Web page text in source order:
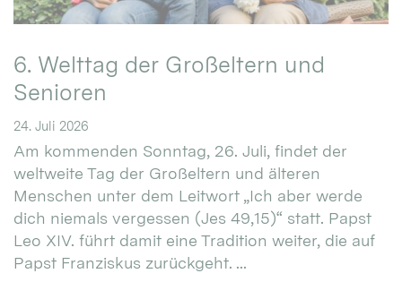
6. Welttag der Großeltern und
Senioren
24. Juli 2026
Am kommenden Sonntag, 26. Juli, findet der
weltweite Tag der Großeltern und älteren
Menschen unter dem Leitwort „Ich aber werde
dich niemals vergessen (Jes 49,15)“ statt. Papst
Leo XIV. führt damit eine Tradition weiter, die auf
Papst Franziskus zurückgeht. ...